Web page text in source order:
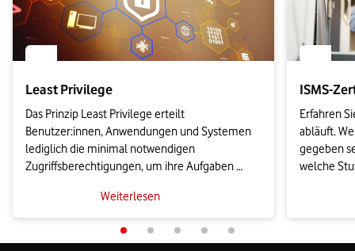
Least Privilege
Das Prinzip Least Privilege erteilt
Benutzer:innen, Anwendungen und Systemen
lediglich die minimal notwendigen
Zugriffsberechtigungen, um ihre Aufgaben
Unternehmen die Angriffsfläche für
Cyberbedrohungen erheblich reduzieren.
Weiterlesen
ISMS-
Erfahren
abläuft.
gegeben
welche
Beitrag.